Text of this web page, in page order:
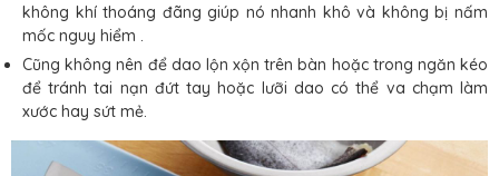
không khí thoáng đãng giúp nó nhanh khô và không bị nấm
mốc nguy hiểm .
Cũng không nên để dao lộn xộn trên bàn hoặc trong ngăn kéo
để tránh tai nạn đứt tay hoặc lưỡi dao có thể va chạm làm
xước hay sứt mẻ.